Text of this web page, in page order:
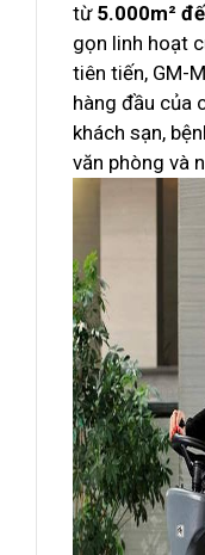
từ 5.000m²
gọn linh hoạt
tiên tiến, GM-
hàng đầu của
khách sạn,
văn phòng và